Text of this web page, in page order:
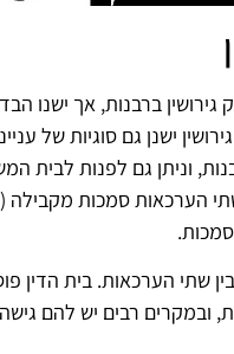
גירושין ברבנות, אך ישנו
ישנן גם סוגיות של
וניתן גם לפנות לבית
הערכאות סמכות
שתי הערכאות. בית הדין
ובמקרים רבים יש להם